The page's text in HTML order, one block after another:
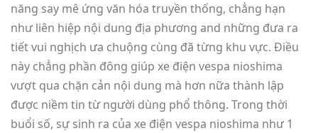
năng say mê ứng văn hóa truyền thống, chẳng hạn
như liên hiệp nội dung địa phương and những đưa ra
tiết vui nghịch ưa chuộng cùng đã từng khu vực. Điều
này chẳng phần đông giúp xe điện vespa nioshima
vượt qua chặn cản nội dung mà hơn nữa thành lập
được niềm tin từ người dùng phổ thông. Trong thời
buổi số, sự sinh ra của xe điện vespa nioshima như 1